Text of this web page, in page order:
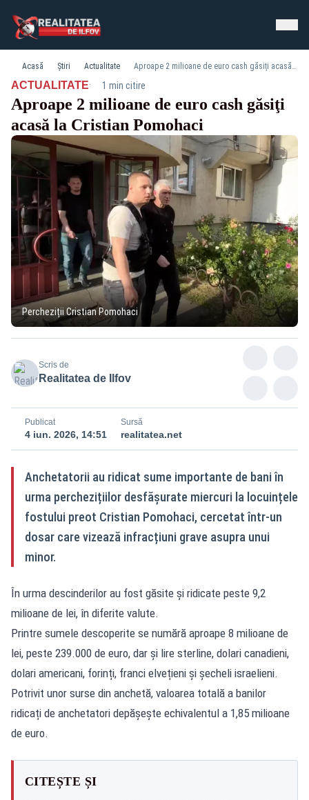
Acasă Știri Actualitate Aproape 2 milioane de euro cash găsiţi acasă la Cristian Pomohaci
ACTUALITATE· 1 min citire
Aproape 2 milioane de euro cash găsiţi
acasă la Cristian Pomohaci
Percheziții Cristian Pomohaci
Scris de
Realitatea de Ilfov
Publicat
4 iun. 2026, 14:51
Sursă
realitatea.net
Anchetatorii au ridicat sume importante de bani în
urma perchezițiilor desfășurate miercuri la locuințele
fostului preot Cristian Pomohaci, cercetat într-un
dosar care vizează infracțiuni grave asupra unui
minor.
În urma descinderilor au fost găsite și ridicate peste 9,2
milioane de lei, în diferite valute.
Printre sumele descoperite se numără aproape 8 milioane de
lei, peste 239.000 de euro, dar și lire sterline, dolari canadieni,
dolari americani, forinți, franci elvețieni și șecheli israelieni.
Potrivit unor surse din anchetă, valoarea totală a banilor
ridicați de anchetatori depășește echivalentul a 1,85 milioane
de euro.
CITEȘTE ȘI